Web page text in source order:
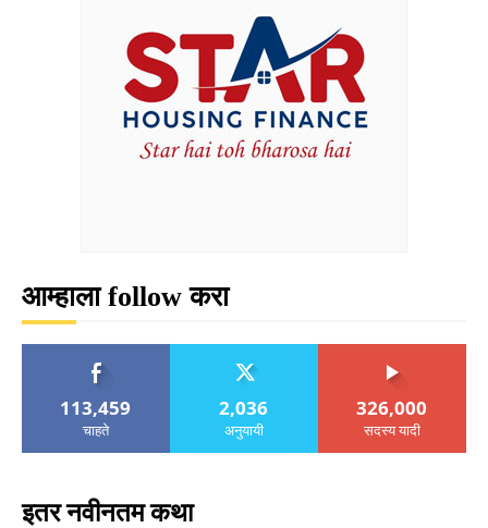
आम्हाला follow करा
113,459
चाहते
2,036
अनुयायी
326,000
सदस्य यादी
इतर नवीनतम कथा